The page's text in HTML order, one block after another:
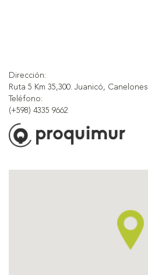
Dirección:
Ruta 5 Km 35,300. Juanicó, Canelones
Teléfono:
(+598) 4335 9662